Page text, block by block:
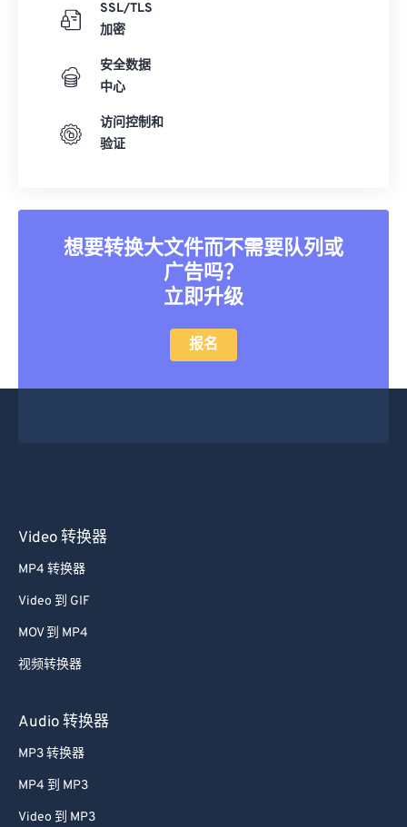
SSL/TLS
加密
安全数据
中心
访问控制和
验证
想要转换大文件而不需要队列或
广告吗？
立即升级
报名
Video 转换器
MP4 转换器
Video 到 GIF
MOV 到 MP4
视频转换器
Audio 转换器
MP3 转换器
MP4 到 MP3
Video 到 MP3